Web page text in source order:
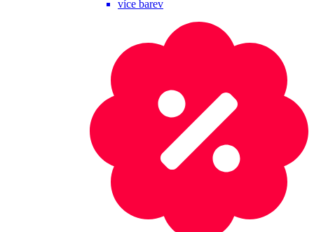
více barev